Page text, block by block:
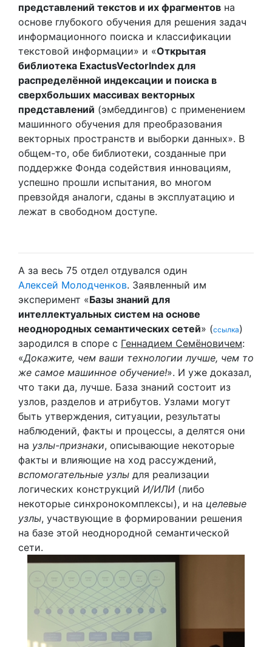
представлений текстов и их фрагментов на
основе глубокого обучения для решения задач
информационного поиска и классификации
текстовой информации» и «Открытая
библиотека ExactusVectorIndex для
распределённой индексации и поиска в
сверхбольших массивах векторных
представлений (эмбеддингов) с применением
машинного обучения для преобразования
векторных пространств и выборки данных». В
общем-то, обе библиотеки, созданные при
поддержке Фонда содействия инновациям,
успешно прошли испытания, во многом
превзойдя аналоги, сданы в эксплуатацию и
лежат в свободном доступе.
А за весь 75 отдел отдувался один
Алексей Молодченков. Заявленный им
эксперимент «Базы знаний для
интеллектуальных систем на основе
неоднородных семантических сетей» (ссылка)
зародился в споре с Геннадием Семёновичем:
«Докажите, чем ваши технологии лучше, чем то
же самое машинное обучение!». И уже доказал,
что таки да, лучше. База знаний состоит из
узлов, разделов и атрибутов. Узлами могут
быть утверждения, ситуации, результаты
наблюдений, факты и процессы, а делятся они
на узлы-признаки, описывающие некоторые
факты и влияющие на ход рассуждений,
вспомогательные узлы для реализации
логических конструкций И/ИЛИ (либо
некоторые синхронокомплексы), и на целевые
узлы, участвующие в формировании решения
на базе этой неоднородной семантической
сети.